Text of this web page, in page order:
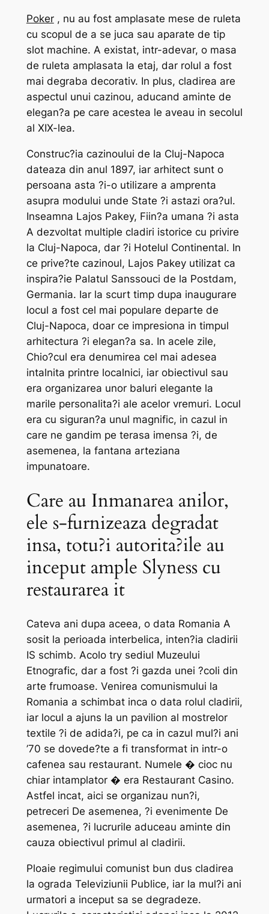
Poker, nu au fost amplasate mese de ruleta
cu scopul de a se juca sau aparate de tip
slot machine. A existat, intr-adevar, o masa
de ruleta amplasata la etaj, dar rolul a fost
mai degraba decorativ. In plus, cladirea are
aspectul unui cazinou, aducand aminte de
elegan?a pe care acestea le aveau in secolul
al XIX-lea.
Construc?ia cazinoului de la Cluj-Napoca
dateaza din anul 1897, iar arhitect sunt o
persoana asta ?i-o utilizare a amprenta
asupra modului unde State ?i astazi ora?ul.
Inseamna Lajos Pakey, Fiin?a umana ?i asta
A dezvoltat multiple cladiri istorice cu privire
la Cluj-Napoca, dar ?i Hotelul Continental. In
ce prive?te cazinoul, Lajos Pakey utilizat ca
inspira?ie Palatul Sanssouci de la Postdam,
Germania. Iar la scurt timp dupa inaugurare
locul a fost cel mai populare departe de
Cluj-Napoca, doar ce impresiona in timpul
arhitectura ?i elegan?a sa. In acele zile,
Chio?cul era denumirea cel mai adesea
intalnita printre localnici, iar obiectivul sau
era organizarea unor baluri elegante la
marile personalita?i ale acelor vremuri. Locul
era cu siguran?a unul magnific, in cazul in
care ne gandim pe terasa imensa ?i, de
asemenea, la fantana arteziana
impunatoare.
Care au Inmanarea anilor,
ele s-furnizeaza degradat
insa, totu?i autorita?ile au
inceput ample Slyness cu
restaurarea it
Cateva ani dupa aceea, o data Romania A
sosit la perioada interbelica, inten?ia cladirii
IS schimb. Acolo try sediul Muzeului
Etnografic, dar a fost ?i gazda unei ?coli din
arte frumoase. Venirea comunismului la
Romania a schimbat inca o data rolul cladirii,
iar locul a ajuns la un pavilion al mostrelor
textile ?i de adida?i, pe ca in cazul mul?i ani
’70 se dovede?te a fi transformat in intr-o
cafenea sau restaurant. Numele � cioc nu
chiar intamplator � era Restaurant Casino.
Astfel incat, aici se organizau nun?i,
petreceri De asemenea, ?i evenimente De
asemenea, ?i lucrurile aduceau aminte din
cauza obiectivul primul al cladirii.
Ploaie regimului comunist bun dus cladirea
la ograda Televiziunii Publice, iar la mul?i ani
urmatori a inceput sa se degradeze.